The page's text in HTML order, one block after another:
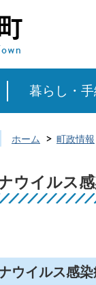
暮らし・手
ホーム 町政情報
ウイルス
ウイルス感